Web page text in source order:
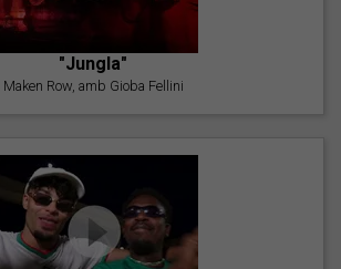
"Jungla"
Maken Row, amb Gioba Fellini